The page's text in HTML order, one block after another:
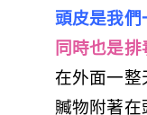
頭皮是我們
同時也是
在外面一整
贓物附著在